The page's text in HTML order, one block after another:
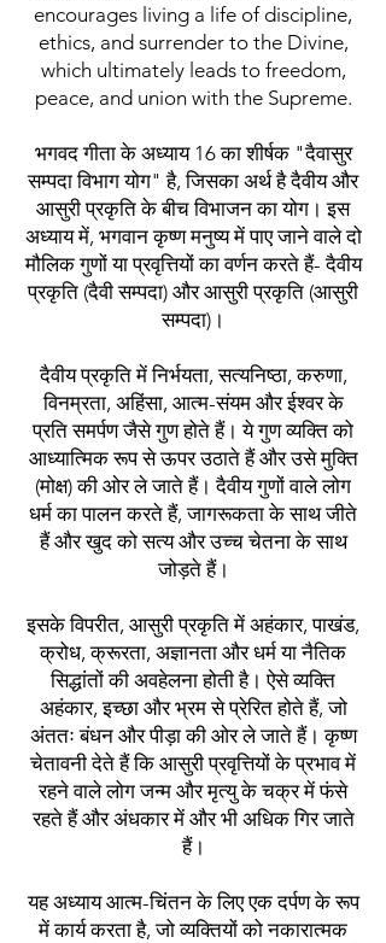
encourages living a life of discipline,
ethics, and surrender to the Divine,
which ultimately leads to freedom,
peace, and union with the Supreme.
भगवद गीता के अध्याय 16 का शीर्षक "दैवासुर
सम्पदा विभाग योग" है, जिसका अर्थ है दैवीय और
आसुरी प्रकृति के बीच विभाजन का योग। इस
अध्याय में, भगवान कृष्ण मनुष्य में पाए जाने वाले दो
मौलिक गुणों या प्रवृत्तियों का वर्णन करते हैं- दैवीय
प्रकृति (दैवी सम्पदा) और आसुरी प्रकृति (आसुरी
सम्पदा)।
दैवीय प्रकृति में निर्भयता, सत्यनिष्ठा, करुणा,
विनम्रता, अहिंसा, आत्म-संयम और ईश्वर के
प्रति समर्पण जैसे गुण होते हैं। ये गुण व्यक्ति को
आध्यात्मिक रूप से ऊपर उठाते हैं और उसे मुक्ति
(मोक्ष) की ओर ले जाते हैं। दैवीय गुणों वाले लोग
धर्म का पालन करते हैं, जागरूकता के साथ जीते
हैं और खुद को सत्य और उच्च चेतना के साथ
जोड़ते हैं।
इसके विपरीत, आसुरी प्रकृति में अहंकार, पाखंड,
क्रोध, क्रूरता, अज्ञानता और धर्म या नैतिक
सिद्धांतों की अवहेलना होती है। ऐसे व्यक्ति
अहंकार, इच्छा और भ्रम से प्रेरित होते हैं, जो
अंततः बंधन और पीड़ा की ओर ले जाते हैं। कृष्ण
चेतावनी देते हैं कि आसुरी प्रवृत्तियों के प्रभाव में
रहने वाले लोग जन्म और मृत्यु के चक्र में फंसे
रहते हैं और अंधकार में और भी अधिक गिर जाते
हैं।
यह अध्याय आत्म-चिंतन के लिए एक दर्पण के रूप
में कार्य करता है, जो व्यक्तियों को नकारात्मक